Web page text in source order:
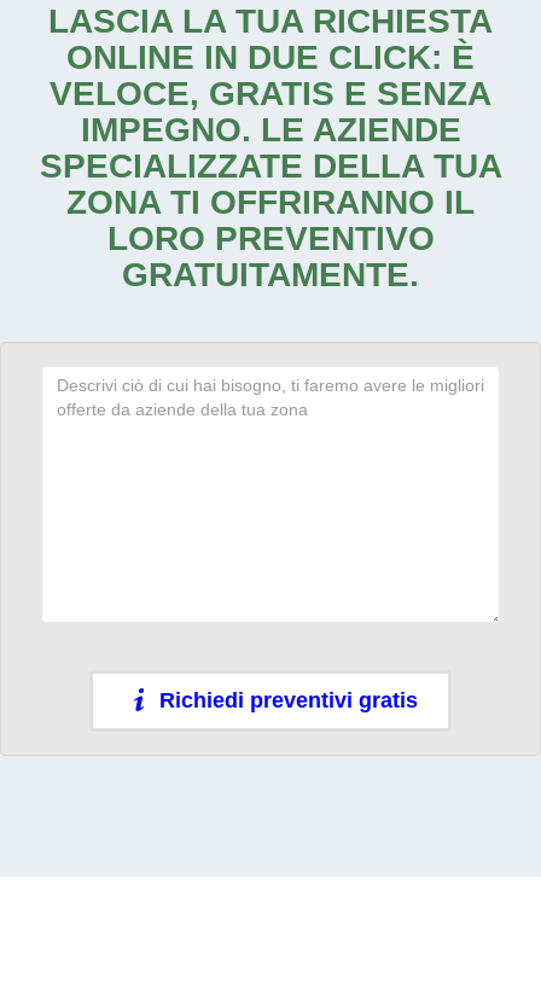
LASCIA LA TUA RICHIESTA
ONLINE IN DUE CLICK: È
VELOCE, GRATIS E SENZA
IMPEGNO. LE AZIENDE
SPECIALIZZATE DELLA TUA
ZONA TI OFFRIRANNO IL
LORO PREVENTIVO
GRATUITAMENTE.
Richiedi preventivi gratis